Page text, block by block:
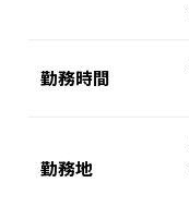
勤務時間
勤務地